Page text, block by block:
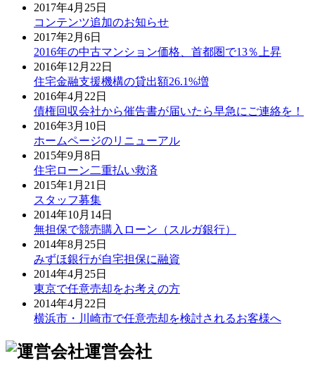
2017年4月25日
コンテンツ追加のお知らせ
2017年2月6日
2016年の中古マンション価格、首都圏で13％上昇
2016年12月22日
住宅金融支援機構の貸出額26.1%増
2016年4月22日
債権回収会社から催告書が届いたら早急にご連絡を！
2016年3月10日
ホームページのリニューアル
2015年9月8日
住宅ローン二重払い救済
2015年1月21日
スタッフ募集
2014年10月14日
無担保で競売購入ローン（スルガ銀行）
2014年8月25日
みずほ銀行が自宅担保に融資
2014年4月25日
東京で任意売却をお考えの方
2014年4月22日
横浜市・川崎市で任意売却を検討されるお客様へ
運営会社